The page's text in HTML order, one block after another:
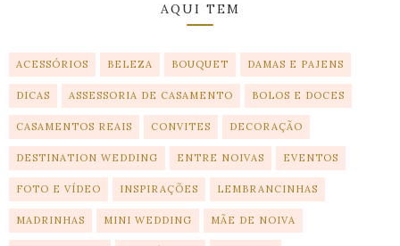
AQUI TEM
ACESSÓRIOS BELEZA BOUQUET DAMAS E PAJENS
DICAS ASSESSORIA DE CASAMENTO BOLOS E DOCES
CASAMENTOS REAIS CONVITES DECORAÇÃO
DESTINATION WEDDING ENTRE NOIVAS EVENTOS
FOTO E VÍDEO INSPIRAÇÕES LEMBRANCINHAS
MADRINHAS MINI WEDDING MÃE DE NOIVA